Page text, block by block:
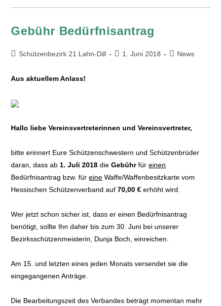
Gebühr Bedürfnisantrag
Schützenbezirk 21 Lahn-Dill 1. Juni 2018 News
Aus aktuellem Anlass!
Hallo liebe Vereinsvertreterinnen und Vereinsvertreter,
bitte erinnert Eure Schützenschwestern und Schützenbrüder
daran, dass ab 1. Juli 2018die Gebührfüreinen
Bedürfnisantrag bzw. füreine Waffe/Waffenbesitzkarte vom
Hessischen Schützenverband auf70,00 € erhöht wird.
Wer jetzt schon sicher ist, dass er einen Bedürfnisantrag
benötigt, sollte Ihn daher bis zum 30. Juni bei unserer
Bezirksschützenmeisterin, Dunja Boch, einreichen.
Am 15. und letzten eines jeden Monats versendet sie die
eingegangenen Anträge.
Die Bearbeitungszeit des Verbandes beträgt momentan mehr